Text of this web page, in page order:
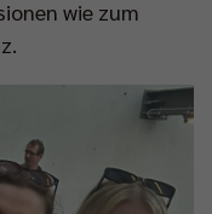
wie zum